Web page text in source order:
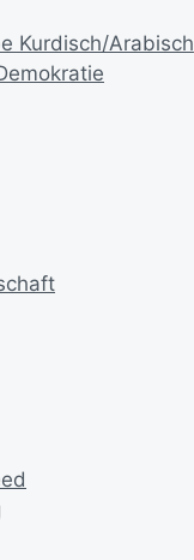
Kurdisch/Arabisch